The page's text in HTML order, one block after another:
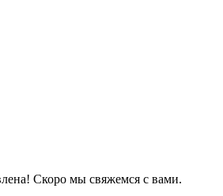
Скоро мы свяжемся с вами.